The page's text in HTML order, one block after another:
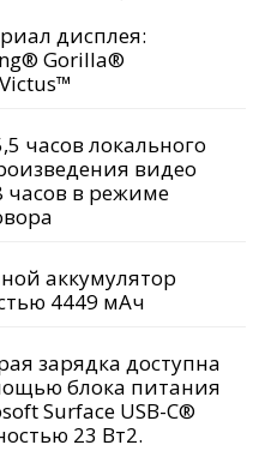
дисплея:
Gorilla®
часов локального
видео
часов в режиме
аккумулятор
4449 мАч
зарядка доступна
блока питания
Surface USB-C®
23 Вт2.